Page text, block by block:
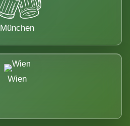
München
Wien